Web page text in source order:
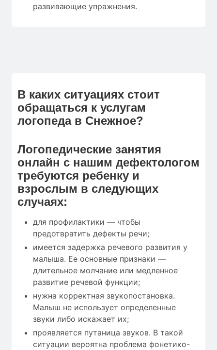
развивающие упражнения.
В каких ситуациях стоит
обращаться к услугам
логопеда в Снежное?
Логопедические занятия
онлайн с нашим дефектологом
требуются ребенку и
взрослым в следующих
случаях:
для профилактики — чтобы
предотвратить дефекты речи;
имеется задержка речевого развития у
малыша. Ее основные признаки —
длительное молчание или медленное
развитие речевой функции;
нужна корректная звукопостановка.
Малыш не использует определенные
звуки либо искажает их;
проявляется путаница звуков. В такой
ситуации вероятна проблема фонетико-